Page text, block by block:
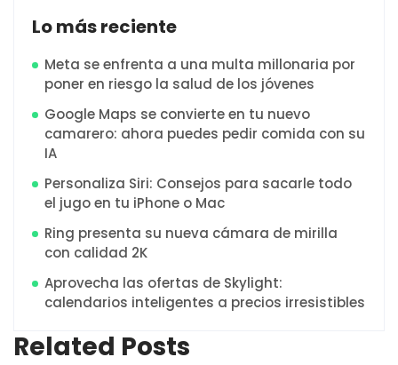
Lo más reciente
Meta se enfrenta a una multa millonaria por
poner en riesgo la salud de los jóvenes
Google Maps se convierte en tu nuevo
camarero: ahora puedes pedir comida con su
IA
Personaliza Siri: Consejos para sacarle todo
el jugo en tu iPhone o Mac
Ring presenta su nueva cámara de mirilla
con calidad 2K
Aprovecha las ofertas de Skylight:
calendarios inteligentes a precios irresistibles
Related Posts